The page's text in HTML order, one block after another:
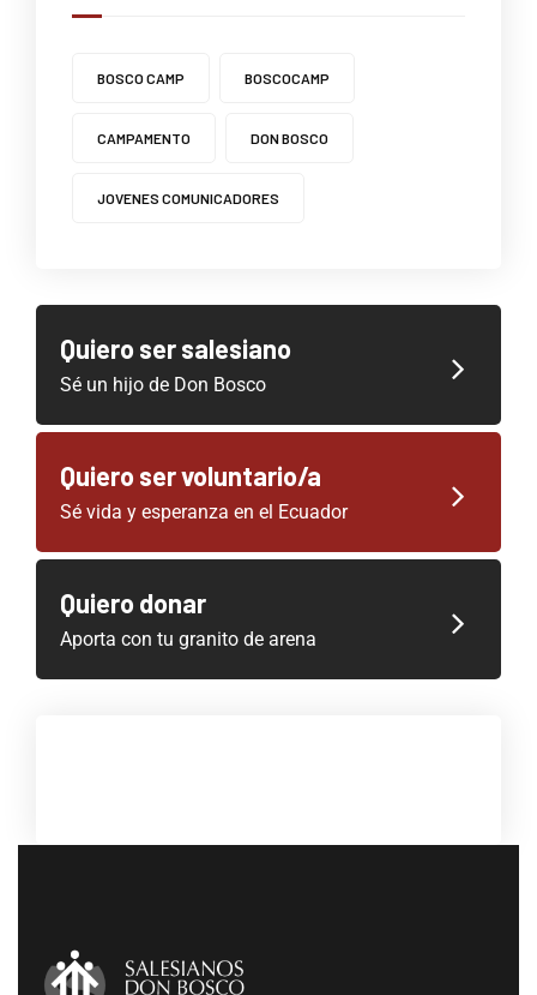
BOSCO CAMP BOSCOCAMP
CAMPAMENTO DON BOSCO
JOVENES COMUNICADORES
Quiero ser salesiano
Sé un hijo de Don Bosco
Quiero ser voluntario/a
Sé vida y esperanza en el Ecuador
Quiero donar
Aporta con tu granito de arena